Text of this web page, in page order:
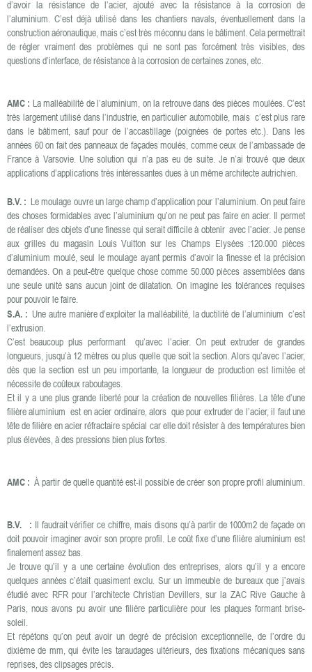
d’avoir la résistance de l’acier, ajouté avec la résistance à la corrosion de
l’aluminium. C’est déjà utilisé dans les chantiers navals, éventuellement dans la
construction aéronautique, mais c’est très méconnu dans le bâtiment. Cela permettrait
de régler vraiment des problèmes qui ne sont pas forcément très visibles, des
questions d’interface, de résistance à la corrosion de certaines zones, etc.
AMC : La malléabilité de l’aluminium, on la retrouve dans des pièces moulées. C’est
très largement utilisé dans l’industrie, en particulier automobile, mais c’est plus rare
dans le bâtiment, sauf pour de l’accastillage (poignées de portes etc.). Dans les
années 60 on fait des panneaux de façades moulés, comme ceux de l’ambassade de
France à Varsovie. Une solution qui n’a pas eu de suite. Je n’ai trouvé que deux
applications d’applications très intéressantes dues à un même architecte autrichien.
B.V. :Le moulage ouvre un large champ d’application pour l’aluminium. On peut faire
des choses formidables avec l’aluminium qu’on ne peut pas faire en acier. Il permet
de réaliser des objets d’une finesse qui serait difficile à obtenir avec l’acier. Je pense
aux grilles du magasin Louis Vuitton sur les Champs Elysées :120.000 pièces
d’aluminium moulé, seul le moulage ayant permis d’avoir la finesse et la précision
demandées. On a peut-être quelque chose comme 50.000 pièces assemblées dans
une seule unité sans aucun joint de dilatation. On imagine les tolérances requises
pour pouvoir le faire.
S.A. : Une autre manière d’exploiter la malléabilité, la ductilité de l’aluminium c’est
l’extrusion.
C’est beaucoup plus performant qu’avec l’acier. On peut extruder de grandes
longueurs, jusqu’à 12 mètres ou plus quelle que soit la section. Alors qu’avec l’acier,
dès que la section est un peu importante, la longueur de production est limitée et
nécessite de coûteux raboutages.
Et il y a une plus grande liberté pour la création de nouvelles filières. La tête d’une
filière aluminium est en acier ordinaire, alors que pour extruder de l’acier, il faut une
tête de filière en acier réfractaire spécial car elle doit résister à des températures bien
plus élevées, à des pressions bien plus fortes.
AMC :À partir de quelle quantité est-il possible de créer son propre profil aluminium.
B.V. : Il faudrait vérifier ce chiffre, mais disons qu’à partir de 1000m2 de façade on
doit pouvoir imaginer avoir son propre profil. Le coût fixe d’une filière aluminium est
finalement assez bas.
Je trouve qu’il y a une certaine évolution des entreprises, alors qu’il y a encore
quelques années c’était quasiment exclu. Sur un immeuble de bureaux que j’avais
étudié avec RFR pour l’architecte Christian Devillers, sur la ZAC Rive Gauche à
Paris, nous avons pu avoir une filière particulière pour les plaques formant brise-
soleil.
Et répétons qu’on peut avoir un degré de précision exceptionnelle, de l’ordre du
dixième de mm, qui évite les taraudages ultérieurs, des fixations mécaniques sans
reprises, des clipsages précis.